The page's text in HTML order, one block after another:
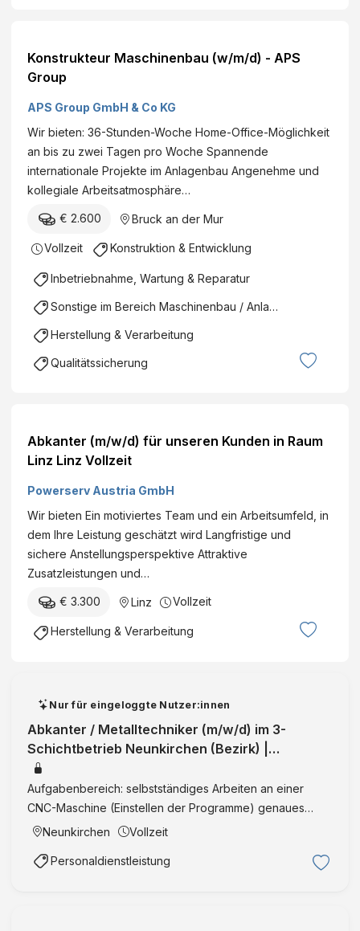
Konstrukteur Maschinenbau (w/m/d) - APS
Group
APS Group GmbH & Co KG
Wir bieten: 36-Stunden-Woche Home-Office-Möglichkeit
an bis zu zwei Tagen pro Woche Spannende
internationale Projekte im Anlagenbau Angenehme und
kollegiale Arbeitsatmosphäre…
€ 2.600 Bruck an der Mur
Vollzeit Konstruktion & Entwicklung
Inbetriebnahme, Wartung & Reparatur
Sonstige im Bereich Maschinenbau / Anlagenbau
Herstellung & Verarbeitung
Qualitätssicherung
Abkanter (m/w/d) für unseren Kunden in Raum
Linz Linz Vollzeit
Powerserv Austria GmbH
Wir bieten Ein motiviertes Team und ein Arbeitsumfeld, in
dem Ihre Leistung geschätzt wird Langfristige und
sichere Anstellungsperspektive Attraktive
Zusatzleistungen und…
€ 3.300 Linz Vollzeit
Herstellung & Verarbeitung
Nur für eingeloggte Nutzer:innen
Abkanter / Metalltechniker (m/w/d) im 3-
Schichtbetrieb Neunkirchen (Bezirk) |
Niederösterreich | Vollzeit | IntegrationI
Aufgabenbereich: selbstständiges Arbeiten an einer
CNC-Maschine (Einstellen der Programme) genaues
Arbeiten laut Planvorgabe und mit Messmitteln
langfristige Beschäftigung …
Neunkirchen Vollzeit
Personaldienstleistung